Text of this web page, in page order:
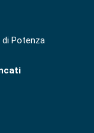
di Potenza